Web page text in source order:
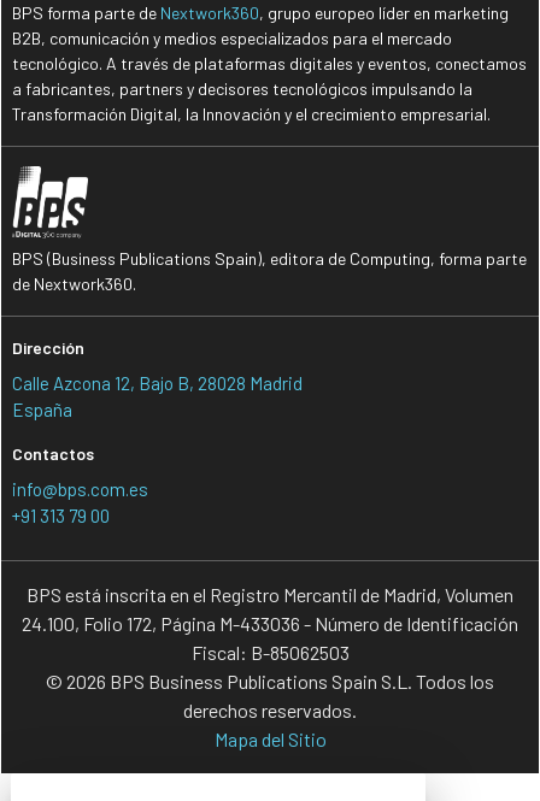
BPS forma parte de Nextwork360, grupo europeo líder en marketing
B2B, comunicación y medios especializados para el mercado
tecnológico. A través de plataformas digitales y eventos, conectamos
a fabricantes, partners y decisores tecnológicos impulsando la
Transformación Digital, la Innovación y el crecimiento empresarial.
BPS (Business Publications Spain), editora de Computing, forma parte
de Nextwork360.
Dirección
Calle Azcona 12, Bajo B, 28028 Madrid
España
Contactos
info@bps.com.es
+91 313 79 00
BPS está inscrita en el Registro Mercantil de Madrid, Volumen
24.100, Folio 172, Página M-433036 - Número de Identificación
Fiscal: B-85062503
© 2026 BPS Business Publications Spain S.L. Todos los
derechos reservados.
Mapa del Sitio